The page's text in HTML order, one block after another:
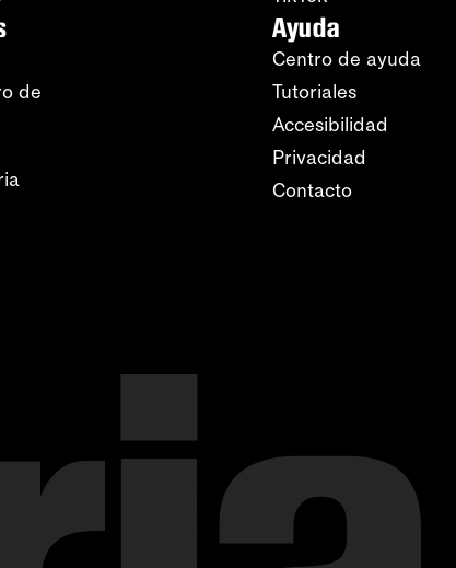
de
Ayuda
Centro de ayuda
Tutoriales
Accesibilidad
Privacidad
Contacto